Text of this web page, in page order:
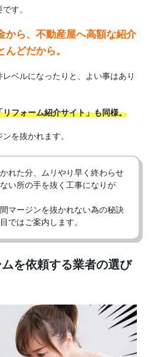
す。
から、不動産屋へ高額な紹介
どだから。
ベルになったりと、よい事はあり
フォーム紹介サイト」も同様。
を抜かれます。
れた分、ムリやり早く終わらせ
い所の手を抜く工事になりが
マージンを抜かれない為の秘訣
ではご案内します。
を依頼する業者の選び